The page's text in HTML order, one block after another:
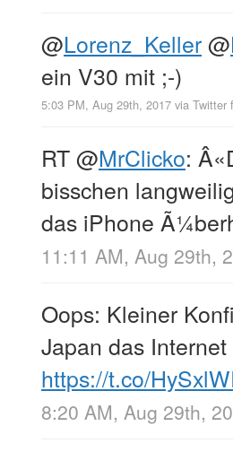
@Lorenz_Keller@
ein V30 mit ;-)
5:03 PM, Aug 29th, 2017 via Twitter
RT@MrClicko:
bisschen
das iPhone
11:11 AM, Aug 29th,
Oops: Kleiner
Japan das
https://t.co/
8:20 AM, Aug 29th,